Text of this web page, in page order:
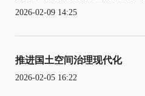
2026-02-09 14:25
推进国土空间治理现代化
2026-02-05 16:22